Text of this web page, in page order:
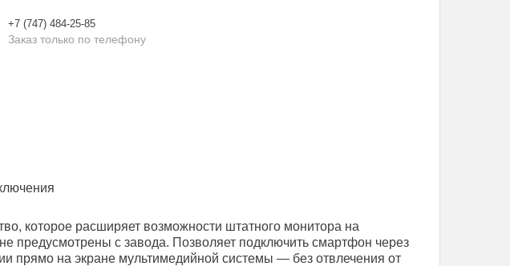
+7 (747) 484-25-85
Заказ только по телефону
которое расширяет возможности штатного монитора на
предусмотрены с завода. Позволяет подключить смартфон через
прямо на экране мультимедийной системы — без отвлечения от